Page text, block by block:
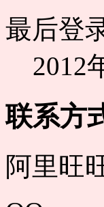
最后登
2012
联系方
阿里旺